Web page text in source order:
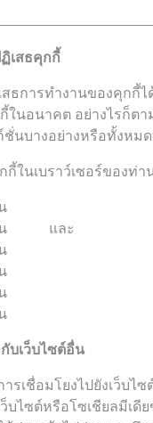
เสธคุกกี้
ธการทำงานของคุกกี้
นอนาคต อย่างไรก็ต
นบางอย่างหรือทั้งหม
ในเบราว์เซอร์ของท่
และ
บเว็บไซต์อื่น
ารเชื่อมโยงไปยังเว็บ
ว็บไซต์หรือโซเชียลมี